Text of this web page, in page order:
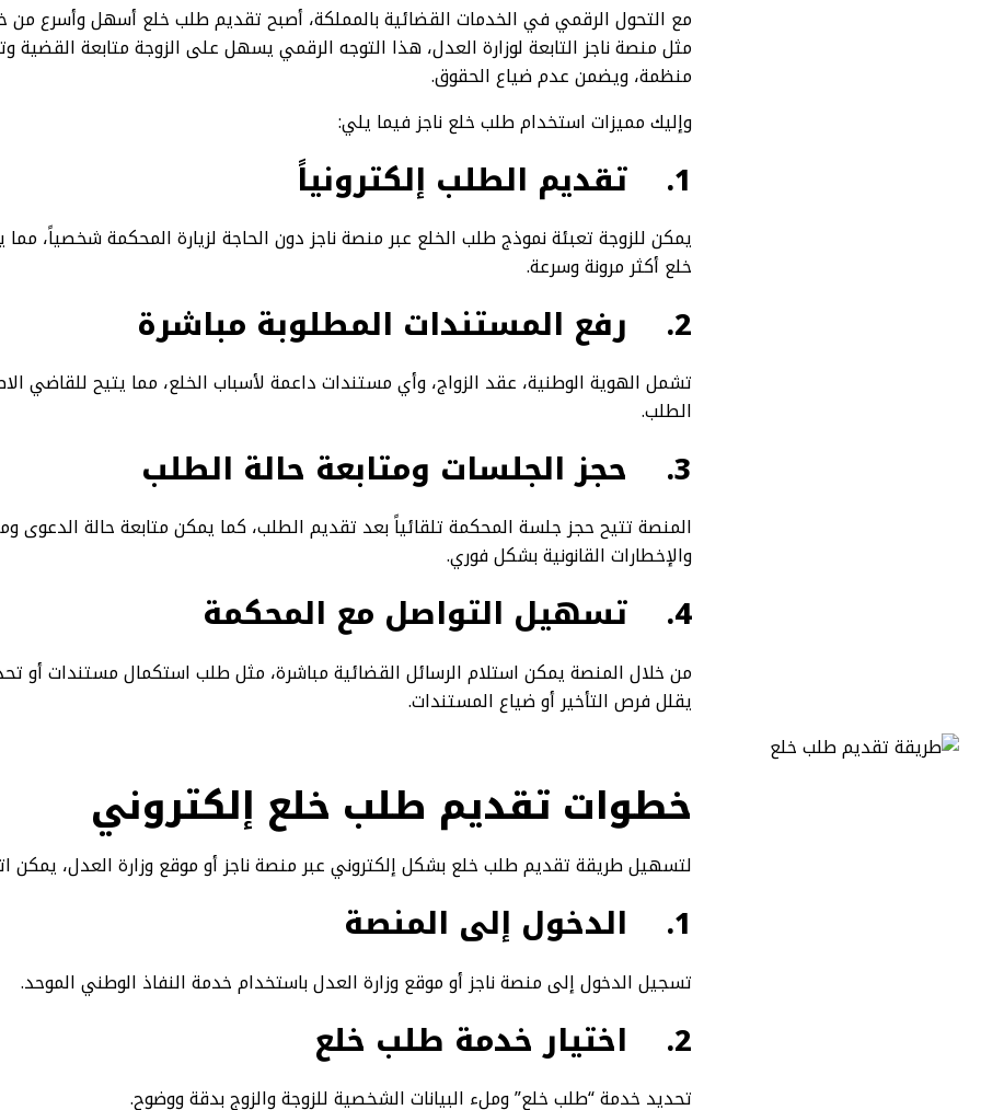
مع التحول الرقمي في الخدمات القضائية بالمملكة، أصبح تقديم طلب خلع أسهل وأسرع من
مثل منصة ناجز التابعة لوزارة العدل، هذا التوجه الرقمي يسهل على الزوجة متابعة القضية
منظمة، ويضمن عدم ضياع الحقوق.
وإليك مميزات استخدام طلب خلع ناجز فيما يلي:
1. تقديم الطلب إلكترونياً
يمكن للزوجة تعبئة نموذج طلب الخلع عبر منصة ناجز دون الحاجة لزيارة المحكمة شخصياً،
خلع أكثر مرونة وسرعة.
2. رفع المستندات المطلوبة مباشرة
تشمل الهوية الوطنية، عقد الزواج، وأي مستندات داعمة لأسباب الخلع، مما يتيح للقاضي
الطلب.
3. حجز الجلسات ومتابعة حالة الطلب
المنصة تتيح حجز جلسة المحكمة تلقائياً بعد تقديم الطلب، كما يمكن متابعة حالة الدعوى
والإخطارات القانونية بشكل فوري.
4. تسهيل التواصل مع المحكمة
من خلال المنصة يمكن استلام الرسائل القضائية مباشرة، مثل طلب استكمال مستندات أو
يقلل فرص التأخير أو ضياع المستندات.
خطوات تقديم طلب خلع إلكتروني
لتسهيل طريقة تقديم طلب خلع بشكل إلكتروني عبر منصة ناجز أو موقع وزارة العدل، يمكن
1. الدخول إلى المنصة
تسجيل الدخول إلى منصة ناجز أو موقع وزارة العدل باستخدام خدمة النفاذ الوطني الموحد.
2. اختيار خدمة طلب خلع
تحديد خدمة “طلب خلع” وملء البيانات الشخصية للزوجة والزوج بدقة ووضوح.